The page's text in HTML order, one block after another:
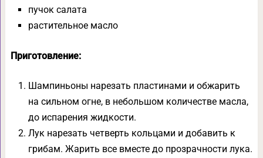
пучок салата
растительное масло
Приготовление:
Шампиньоны нарезать пластинами и обжарить
на сильном огне, в небольшом количестве масла,
до испарения жидкости.
Лук нарезать четверть кольцами и добавить к
грибам. Жарить все вместе до прозрачности лука.